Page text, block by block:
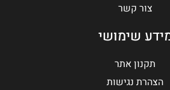
צור קשר
שימושי
תקנון אתר
הצהרת נגישות